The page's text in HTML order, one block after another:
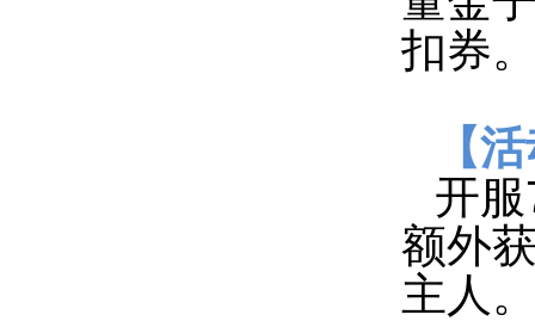
扣券
【
开
额外
主人